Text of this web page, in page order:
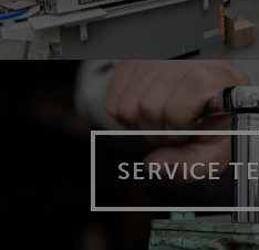
SERVICE